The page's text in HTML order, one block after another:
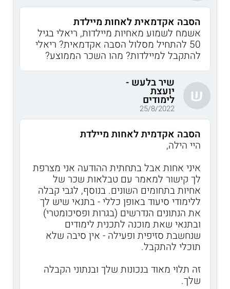
הסבה אקדמאית לאחות מיילדת
אשמח לשמוע מאחיות מיילדות, ריאלי בגיל
50 להתחיל מסלול הסבה אקדמאית? ריאלי
להתקבל למיילדות? מהו השכר הממוצע?
ש
שיר בלעש -
יועצת
לימודים
25/8/2022
הסבה אקדמית לאחות מיילדת
היי הילה,
איני אחות אבל בתחתית ההודעה אני מצרפת
לך קישור למאמר עם טבלאות שכר של
אחיות בתחומים השונים. בנוסף, לגבי קבלה
ללימודי סיעוד באופן כללי - בתנאי שיש לך
את הנתונים הנדרשים (בגרות ופסיכומטרי)
ובתנאי שאת מוכנה לתכנית לימודים
שנחשבת סזיפית ופעילה - אין סיבה שלא
תוכלי להתקבל.
זה תלוי מאוד בנכונות שלך ובנתוני הקבלה
שלך.